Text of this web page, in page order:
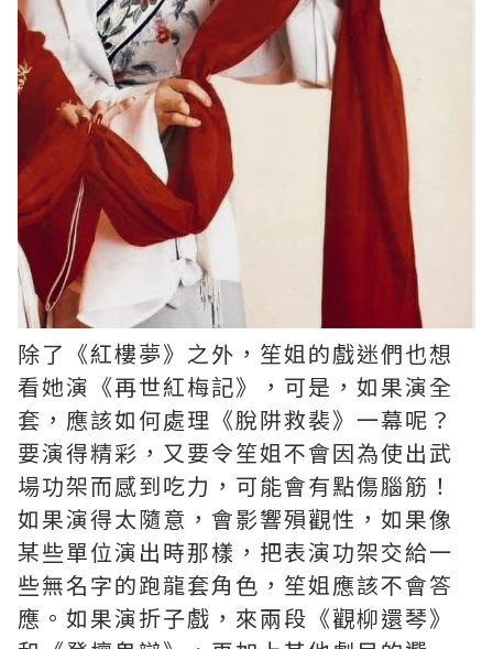
除了《紅樓夢》之外，笙姐的戲迷們也想
看她演《再世紅梅記》，可是，如果演全
套，應該如何處理《脫阱救裴》一幕呢？
要演得精彩，又要令笙姐不會因為使出武
場功架而感到吃力，可能會有點傷腦筋！
如果演得太隨意，會影響殞觀性，如果像
某些單位演出時那樣，把表演功架交給一
些無名字的跑龍套角色，笙姐應該不會答
應。如果演折子戲，來兩段《觀柳還琴》